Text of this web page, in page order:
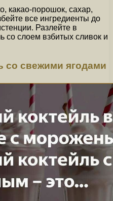
какао-порошок, сахар,
все ингредиенты до
Разлейте в
со слоем взбитых сливок и
со свежими ягодами